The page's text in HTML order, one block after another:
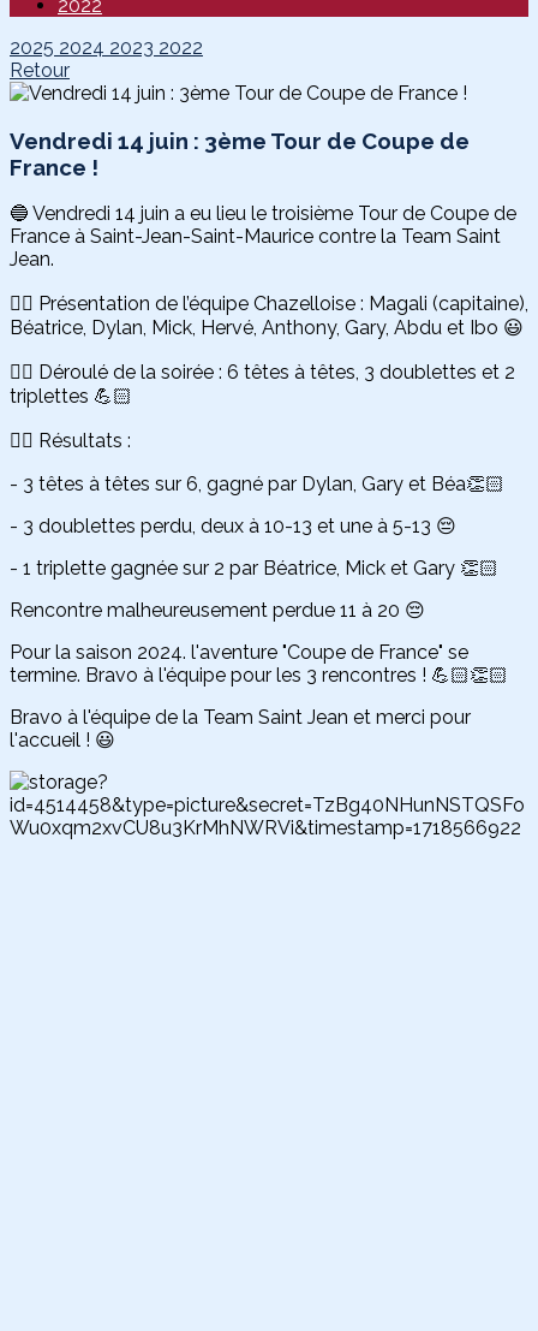
2022
2025 2024 2023 2022
Retour
Vendredi 14 juin : 3ème Tour de Coupe de
France !
🔵 Vendredi 14 juin a eu lieu le troisième Tour de Coupe de
France à Saint-Jean-Saint-Maurice contre la Team Saint
Jean.
👉🏻 Présentation de l’équipe Chazelloise : Magali (capitaine),
Béatrice, Dylan, Mick, Hervé, Anthony, Gary, Abdu et Ibo 😃
👉🏻 Déroulé de la soirée : 6 têtes à têtes, 3 doublettes et 2
triplettes 💪🏻
👉🏻 Résultats :
- 3 têtes à têtes sur 6, gagné par Dylan, Gary et Béa👏🏻
- 3 doublettes perdu, deux à 10-13 et une à 5-13 😔
- 1 triplette gagnée sur 2 par Béatrice, Mick et Gary 👏🏻
Rencontre malheureusement perdue 11 à 20 😔
Pour la saison 2024. l'aventure "Coupe de France" se
termine. Bravo à l'équipe pour les 3 rencontres ! 💪🏻👏🏻
Bravo à l'équipe de la Team Saint Jean et merci pour
l'accueil ! 😃